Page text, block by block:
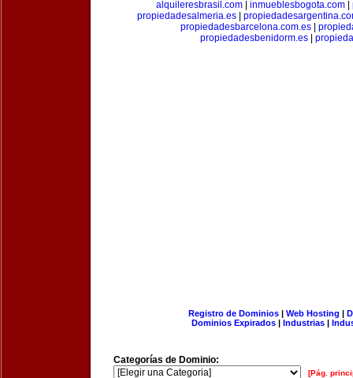
alquileresbrasil.com| inmueblesbogota.com|
propiedadesalmeria.es
propiedadesbarcelona.com.es|
propiedadesbenidorm.es|
Registro de Dominios| Web Hosting |
Dominios Expirados | Industrias |
Categorías de Dominio:
[Pág.